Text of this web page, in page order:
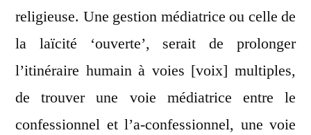
religieuse. Une gestion médiatrice ou celle de
la laïcité ‘ouverte’, serait de prolonger
l’itinéraire humain à voies [voix] multiples,
de trouver une voie médiatrice entre le
confessionnel et l’a-confessionnel, une voie